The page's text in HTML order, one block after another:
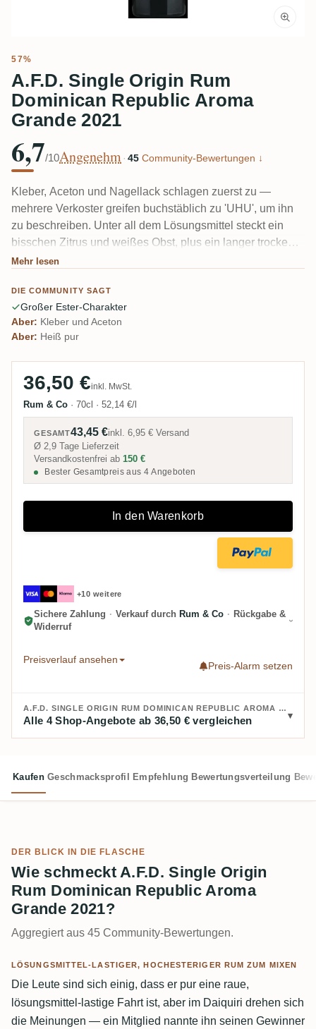
57%
A.F.D. Single Origin Rum
Dominican Republic Aroma
Grande 2021
6,7/10Angenehm · 45 Community-Bewertungen ↓
Kleber, Aceton und Nagellack schlagen zuerst zu —
mehrere Verkoster greifen buchstäblich zu 'UHU', um ihn
zu beschreiben. Unter all dem Lösungsmittel steckt ein
bisschen Zitrus und weißes Obst, plus ein langer trockener
Abgang. Dieser ungealterte, hochesterige dominikanische
alle, die ihn mochten, mochten ihn im Daiquiri, wo der
Ester-Kick seinen Platz wirklich verdient.
Mehr lesen
DIE COMMUNITY SAGT
Großer Ester-Charakter
Aber: Kleber und Aceton
Aber: Heiß pur
36,50 €inkl. MwSt.
Rum & Co · 70cl · 52,14 €/l
GESAMT43,45 €inkl.6,95 € Versand
Ø 2,9 Tage Lieferzeit
Versandkostenfrei ab 150 €
Bester Gesamtpreis aus 4 Angeboten
In den Warenkorb
+10 weitere
Sichere Zahlung · Verkauf durch Rum & Co · Rückgabe &
Widerruf
Preisverlauf ansehen
Preis-Alarm setzen
A.F.D. SINGLE ORIGIN RUM DOMINICAN REPUBLIC AROMA GRANDE 2021 KAUFEN:
Alle 4 Shop-Angebote ab 36,50 € vergleichen
Kaufen Geschmacksprofil Empfehlung Bewertungsverteilung
DER BLICK IN DIE FLASCHE
Wie schmeckt A.F.D. Single Origin
Rum Dominican Republic Aroma
Grande 2021?
Aggregiert aus 45 Community-Bewertungen.
LÖSUNGSMITTEL-LASTIGER, HOCHESTERIGER RUM ZUM MIXEN
Die Leute sind sich einig, dass er pur eine raue,
lösungsmittel-lastige Fahrt ist, aber im Daiquiri drehen sich
die Meinungen — ein Mitglied nannte ihn seinen Gewinner